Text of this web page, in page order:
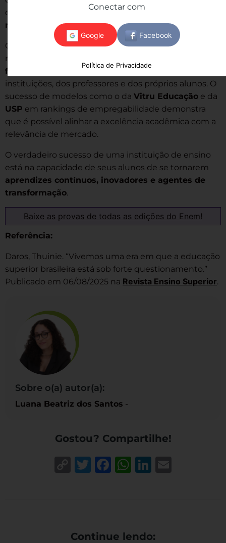
eliminação da distância entre teoria e prática é uma
necessidade social e econômica.
O ensino superior deve formar indivíduos capazes
não apenas de ocupar empregos, mas de
futuro
. Isso exige uma nova mentalidade das
instituições, dos professores e dos próprios alunos. O
sucesso de modelos como o da Vitru Educação e da
USP em rankings de empregabilidade demonstra
que é possível alinhar a excelência acadêmica com a
relevância de mercado.
O verdadeiro sucesso de uma instituição de ensino
está na capacidade de seus alunos de se tornarem
aprendizes contínuos, inovadores e agentes de
transformação.
Baixe as provas de todas as edições do Enem!
Referência:
Daros, Thuinie. “Vivemos uma era em que a educação
superior brasileira está sob forte questionamento.”
Publicado em 06/08/2025 na Revista Ensino Superior.
Sobre o(a) autor(a):
Luana Beatriz dos Santos -
Gostou? Compartilhe!
CopyTwitter
Facebook
WhatsApp
LinkedIn
Continue lendo:
Conectar com
Política de Privacidade